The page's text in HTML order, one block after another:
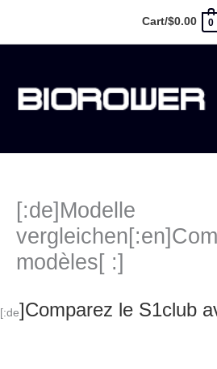
Cart/$0.00 0
[:de]Modelle
modèles[ :]
[:de]Comparez le S1club